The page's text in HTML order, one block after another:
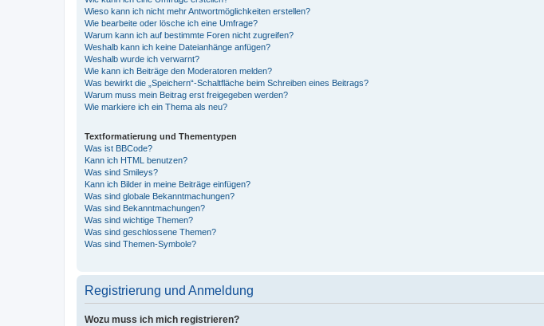
Wieso kann ich nicht mehr Antwortmöglichkeiten erstellen?
Wie bearbeite oder lösche ich eine Umfrage?
Warum kann ich auf bestimmte Foren nicht zugreifen?
Weshalb kann ich keine Dateianhänge anfügen?
Weshalb wurde ich verwarnt?
Wie kann ich Beiträge den Moderatoren melden?
Was bewirkt die „Speichern“-Schaltfläche beim Schreiben eines Beitrags?
Warum muss mein Beitrag erst freigegeben werden?
Wie markiere ich ein Thema als neu?
Textformatierung und Thementypen
Was ist BBCode?
Kann ich HTML benutzen?
Was sind Smileys?
Kann ich Bilder in meine Beiträge einfügen?
Was sind globale Bekanntmachungen?
Was sind Bekanntmachungen?
Was sind wichtige Themen?
Was sind geschlossene Themen?
Was sind Themen-Symbole?
Registrierung und Anmeldung
Wozu muss ich mich registrieren?